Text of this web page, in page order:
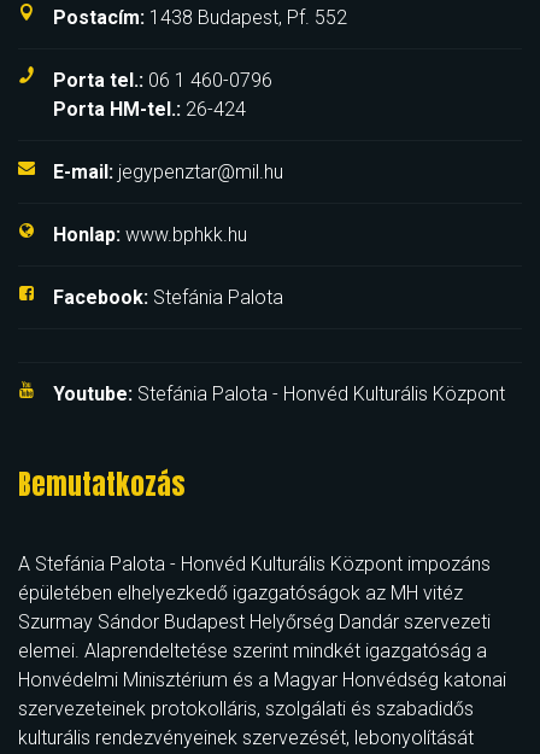
Postacím: 1438 Budapest, Pf. 552
Porta tel.: 06 1 460-0796
Porta HM-tel.: 26-424
E-mail: jegypenztar@mil.hu
Honlap: www.bphkk.hu
Facebook: Stefánia Palota
Youtube: Stefánia Palota - Honvéd Kulturális Központ
Bemutatkozás
A Stefánia Palota - Honvéd Kulturális Központ impozáns
épületében elhelyezkedő igazgatóságok az MH vitéz
Szurmay Sándor Budapest Helyőrség Dandár szervezeti
elemei. Alaprendeltetése szerint mindkét igazgatóság a
Honvédelmi Minisztérium és a Magyar Honvédség katonai
szervezeteinek protokolláris, szolgálati és szabadidős
kulturális rendezvényeinek szervezését, lebonyolítását